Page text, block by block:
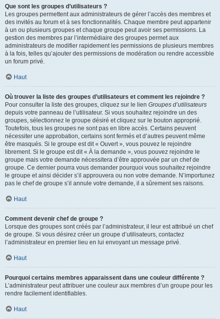
Que sont les groupes d’utilisateurs ?
Les groupes permettent aux administrateurs de gérer l’accès des membres et
des invités au forum et à ses fonctionnalités. Chaque membre peut appartenir
à un ou plusieurs groupes et chaque groupe peut avoir ses permissions. La
gestion des membres par l’intermédiaire des groupes permet aux
administrateurs de modifier rapidement les permissions de plusieurs membres
à la fois, telles qu’ajouter des permissions de modération ou rendre accessible
un forum privé.
Haut
Où trouver la liste des groupes d’utilisateurs et comment les rejoindre ?
Pour consulter la liste des groupes, cliquez sur le lien Groupes d’utilisateurs
depuis votre panneau de l’utilisateur. Si vous souhaitez rejoindre un des
groupes, sélectionnez le groupe désiré et cliquez sur le bouton approprié.
Toutefois, tous les groupes ne sont pas en libre accès. Certains peuvent
nécessiter une approbation, certains sont fermés et d’autres peuvent même
être masqués. Si le groupe est dit « Ouvert », vous pouvez le rejoindre
librement. Si le groupe est dit « À la demande », vous pouvez rejoindre le
groupe mais votre demande nécessitera d’être approuvée par un chef de
groupe. Ce dernier pourra vous demander pourquoi vous souhaitez rejoindre
le groupe et ainsi décider s’il approuvera ou non votre demande. N’importunez
pas le chef de groupe s’il annule votre demande, il a sûrement ses raisons.
Haut
Comment devenir chef de groupe ?
Lorsque des groupes sont créés par l’administrateur, il leur est attribué un chef
de groupe. Si vous désirez créer un groupe d’utilisateurs, contactez
l’administrateur en premier lieu en lui envoyant un message privé.
Haut
Pourquoi certains membres apparaissent dans une couleur différente ?
L’administrateur peut attribuer une couleur aux membres d’un groupe pour les
rendre facilement identifiables.
Haut